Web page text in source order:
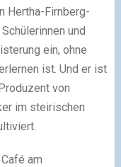
Hertha-Firnberg-
und
ein, ohne
ist. Und er ist
von
im steirischen
am